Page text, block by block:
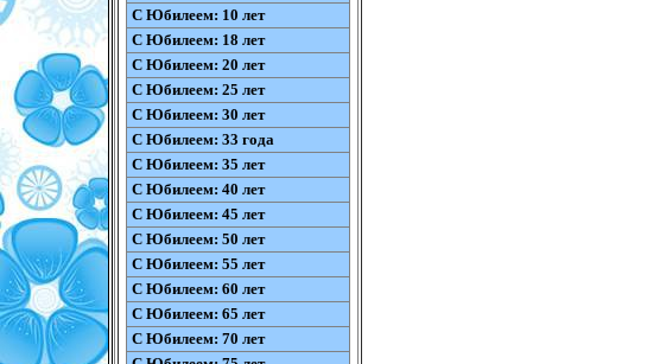
С Юбилеем: 10 лет
С Юбилеем: 18 лет
С Юбилеем: 20 лет
С Юбилеем: 25 лет
С Юбилеем: 30 лет
С Юбилеем: 33 года
С Юбилеем: 35 лет
С Юбилеем: 40 лет
С Юбилеем: 45 лет
С Юбилеем: 50 лет
С Юбилеем: 55 лет
С Юбилеем: 60 лет
С Юбилеем: 65 лет
С Юбилеем: 70 лет